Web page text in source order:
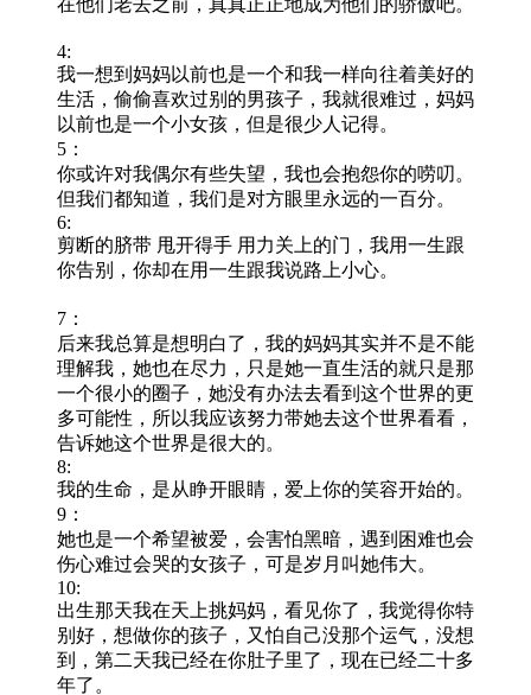
在他们老去之前，真真正正地成为他们的骄傲吧。
4:
我一想到妈妈以前也是一个和我一样向往着美好的
生活，偷偷喜欢过别的男孩子，我就很难过，妈妈
以前也是一个小女孩，但是很少人记得。
5：
你或许对我偶尔有些失望，我也会抱怨你的唠叨。
但我们都知道，我们是对方眼里永远的一百分。
6:
剪断的脐带 甩开得手 用力关上的门，我用一生跟
你告别，你却在用一生跟我说路上小心。
7：
后来我总算是想明白了，我的妈妈其实并不是不能
理解我，她也在尽力，只是她一直生活的就只是那
一个很小的圈子，她没有办法去看到这个世界的更
多可能性，所以我应该努力带她去这个世界看看，
告诉她这个世界是很大的。
8:
我的生命，是从睁开眼睛，爱上你的笑容开始的。
9：
她也是一个希望被爱，会害怕黑暗，遇到困难也会
伤心难过会哭的女孩子，可是岁月叫她伟大。
10:
出生那天我在天上挑妈妈，看见你了，我觉得你特
别好，想做你的孩子，又怕自己没那个运气，没想
到，第二天我已经在你肚子里了，现在已经二十多
年了。